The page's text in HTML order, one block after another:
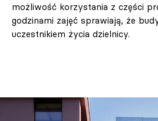
możliwość korzystania z części
godzinami zajęć sprawiają, że
uczestnikiem życia dzielnicy.